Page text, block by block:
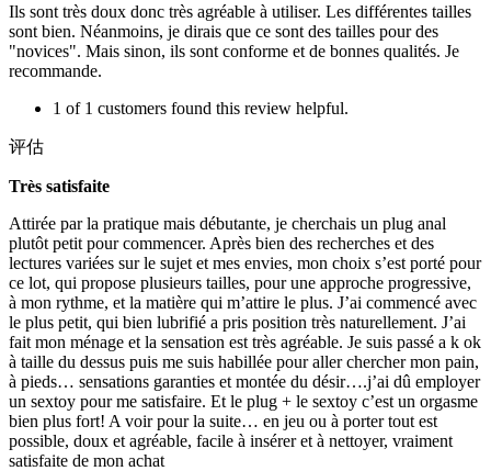
Ils sont très doux donc très agréable à utiliser. Les différentes tailles
sont bien. Néanmoins, je dirais que ce sont des tailles pour des
"novices". Mais sinon, ils sont conforme et de bonnes qualités. Je
recommande.
1 of 1 customers found this review helpful.
评估
Très satisfaite
Attirée par la pratique mais débutante, je cherchais un plug anal
plutôt petit pour commencer. Après bien des recherches et des
lectures variées sur le sujet et mes envies, mon choix s’est porté pour
ce lot, qui propose plusieurs tailles, pour une approche progressive,
à mon rythme, et la matière qui m’attire le plus. J’ai commencé avec
le plus petit, qui bien lubrifié a pris position très naturellement. J’ai
fait mon ménage et la sensation est très agréable. Je suis passé a k ok
à taille du dessus puis me suis habillée pour aller chercher mon pain,
à pieds… sensations garanties et montée du désir….j’ai dû employer
un sextoy pour me satisfaire. Et le plug + le sextoy c’est un orgasme
bien plus fort! A voir pour la suite… en jeu ou à porter tout est
possible, doux et agréable, facile à insérer et à nettoyer, vraiment
satisfaite de mon achat